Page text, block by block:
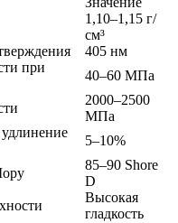
1,10–1,15 г/
см³
405 нм
при
40–60 МПа
2000–2500
МПа
5–10%
85–90 Shore
D
Высокая
гладкость